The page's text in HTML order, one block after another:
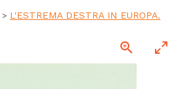
L'ESTREMA DESTRA IN EUROPA.